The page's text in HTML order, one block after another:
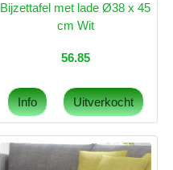
Bijzettafel met lade Ø38 x 45
cm Wit
56.85